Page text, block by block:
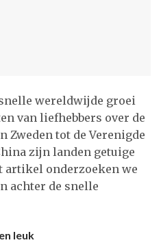
wereldwijde groei
van liefhebbers over de
Zweden tot de Verenigde
zijn landen getuige
artikel onderzoeken we
achter de snelle
leuk